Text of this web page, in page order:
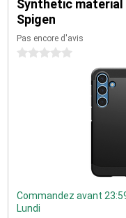
Synthetic material
Spigen
Pas encore d'avis
0 étoiles
Commandez avant
Lundi